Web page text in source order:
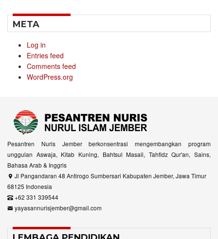
META
Log in
Entries feed
Comments feed
WordPress.org
Pesantren Nuris Jember berkonsentrasi mengembangkan program
unggulan Aswaja, Kitab Kuning, Bahtsul Masail, Tahfidz Qur'an, Sains,
Bahasa Arab & Inggris
Jl Pangandaran 48 Antirogo Sumbersari Kabupaten Jember, Jawa Timur
68125 Indonesia
+62 331 339544
yayasannurisjember@gmail.com